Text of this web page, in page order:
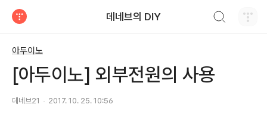
데네브의 DIY
아두이노
[아두이노] 외부전원의 사용
데네브21 2017. 10. 25. 10:56